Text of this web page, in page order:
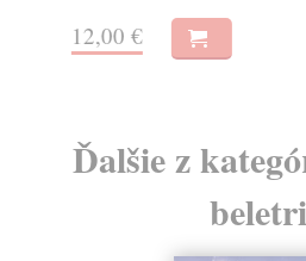
12,00 €
Ďalšie z